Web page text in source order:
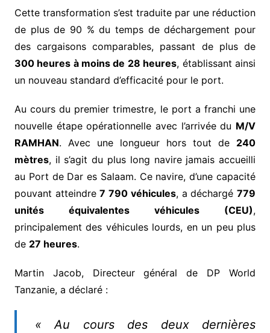
Cette transformation s’est traduite par une réduction
de plus de 90 % du temps de déchargement pour
des cargaisons comparables, passant de plus de
300 heures à moins de 28 heures, établissant ainsi
un nouveau standard d’efficacité pour le port.
Au cours du premier trimestre, le port a franchi une
nouvelle étape opérationnelle avec l’arrivée du M/V
RAMHAN. Avec une longueur hors tout de 240
mètres, il s’agit du plus long navire jamais accueilli
au Port de Dar es Salaam. Ce navire, d’une capacité
pouvant atteindre7 790 véhicules, a déchargé779
unités équivalentes véhicules (CEU),
principalement des véhicules lourds, en un peu plus
de 27 heures.
Martin Jacob, Directeur général de DP World
Tanzanie, a déclaré :
« Au cours des deux dernières